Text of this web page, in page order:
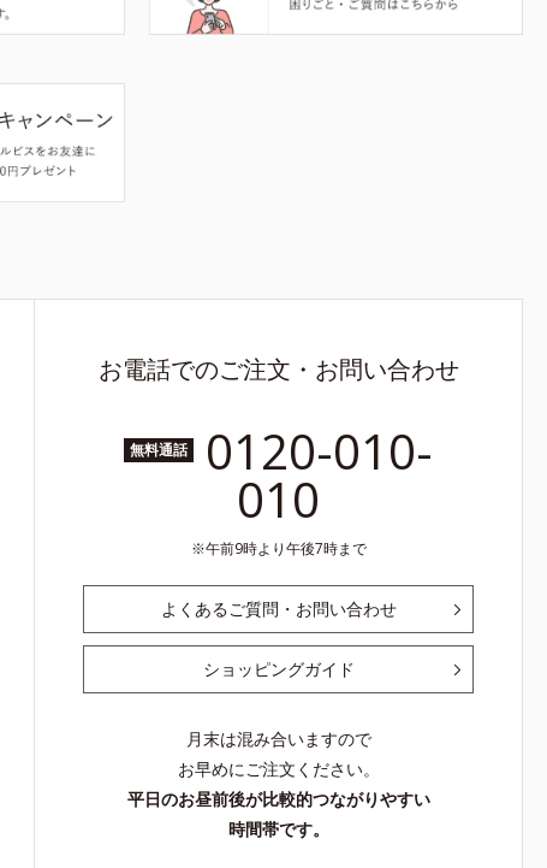
お電話でのご注文・お問い合わせ
無料通話 0120-010-
010
午前9時より午後7時まで
よくあるご質問・お問い合わせ
ショッピングガイド
月末は混み合いますので
お早めにご注文ください。
平日のお昼前後が比較的つながりやすい
時間帯です。